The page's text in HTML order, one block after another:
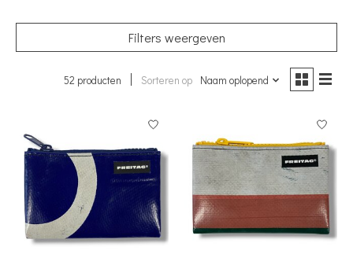
Filters weergeven
52 producten Sorteren op Naam oplopend